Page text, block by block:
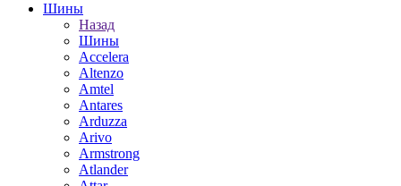
Шины
Назад
Шины
Accelera
Altenzo
Amtel
Antares
Arduzza
Arivo
Armstrong
Atlander